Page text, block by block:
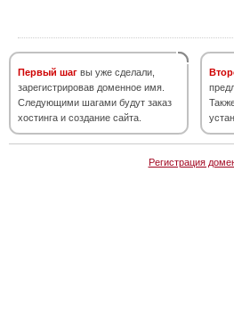
Первый шаг вы уже сделали,
зарегистрировав доменное имя.
Следующими шагами будут заказ
хостинга и создание сайта.
Регистрация